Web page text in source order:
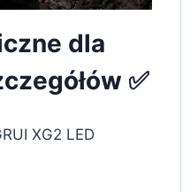
dla
✅
XG2 LED